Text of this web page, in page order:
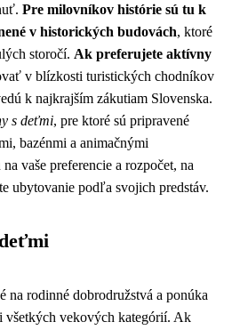
Pre milovníkov histórie sú tu k
v historických budovách, ktoré
storočí. Ak preferujete aktívny
v blízkosti turistických chodníkov
k najkrajším zákutiam Slovenska.
s deťmi, pre ktoré sú pripravené
bazénmi a animačnými
vaše preferencie a rozpočet, na
ubytovanie podľa svojich predstáv.
na rodinné dobrodružstvá a ponúka
všetkých vekových kategórií. Ak